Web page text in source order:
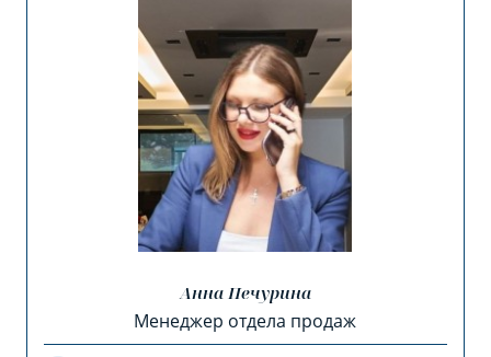
Анна Печурина
Менеджер отдела продаж